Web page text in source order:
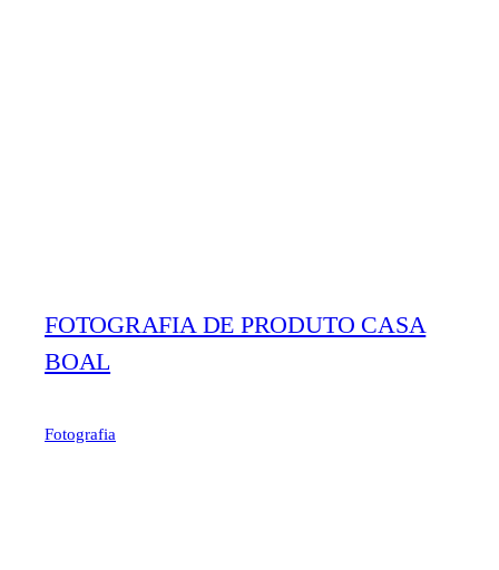
FOTOGRAFIA DE PRODUTO CASA
BOAL
Fotografia